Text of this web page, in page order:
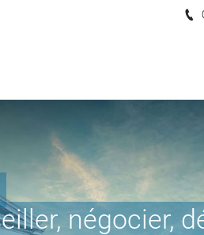
les conseils
problématique